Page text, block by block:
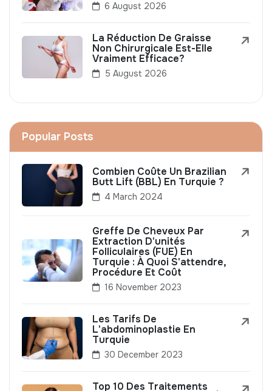
6 August 2026
La Réduction De Graisse
Non Chirurgicale Est-Elle
Vraiment Efficace?
5 August 2026
Popular Posts
Combien Coûte Un Brazilian
Butt Lift (BBL) En Turquie ?
4 March 2024
Greffe De Cheveux Par
Extraction D'unités
Folliculaires (FUE) En
Turquie : À Quoi S'attendre,
Procédure Et Coût
16 November 2023
Les Tarifs De
L'abdominoplastie En
Turquie
30 December 2023
Top 10 Des Traitements